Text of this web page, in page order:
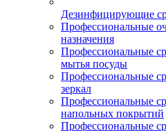
Дезинфицирующие
Профессиональные
назначения
Профессиональные
мытья посуды
Профессиональные
зеркал
Профессиональные
напольных покрытий
Профессиональные